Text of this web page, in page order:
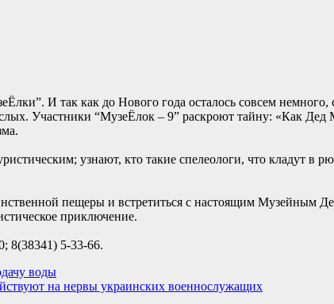
И так как до Нового года осталось совсем немного,
Участники “МузеЁлок – 9” раскроют тайну: «Как Дед
узнают, кто такие спелеологи, что кладут в
пещеры и встретиться с настоящим Музейным
приключение.
8(38341) 5-33-66.
воды
на нервы украинских военнослужащих